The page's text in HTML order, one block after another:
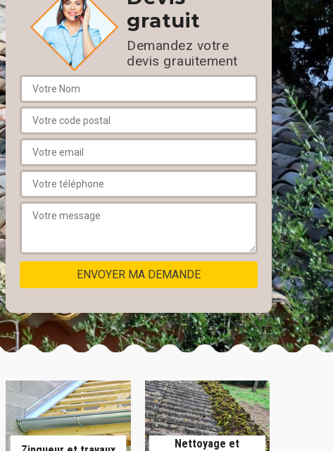
gratuit
Demandez votre
devis grauitement
Nettoyage et